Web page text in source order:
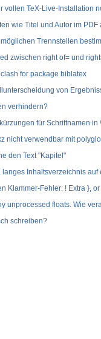
vollen TeX-Live-Installation
wie Titel und Autor im PDF
Trennstellen
zwischen right of= und
for package biblatex
von
verhindern?
für Schriftnamen in
nicht verwendbar mit
den Text "Kapitel"
langes Inhaltsverzeichnis
Klammer-Fehler: ! Extra },
unprocessed floats. Wie
schreiben?